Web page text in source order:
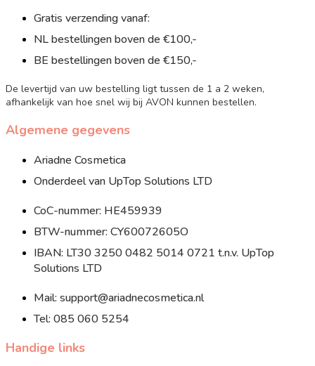
Gratis verzending vanaf:
NL bestellingen boven de €100,-
BE bestellingen boven de €150,-
De levertijd van uw bestelling ligt tussen de 1 a 2 weken,
afhankelijk van hoe snel wij bij AVON kunnen bestellen.
Algemene gegevens
Ariadne Cosmetica
Onderdeel van UpTop Solutions LTD
CoC-nummer: HE459939
BTW-nummer: CY60072605O
IBAN: LT30 3250 0482 5014 0721 t.n.v. UpTop
Solutions LTD
Mail: support@ariadnecosmetica.nl
Tel: 085 060 5254
Handige links